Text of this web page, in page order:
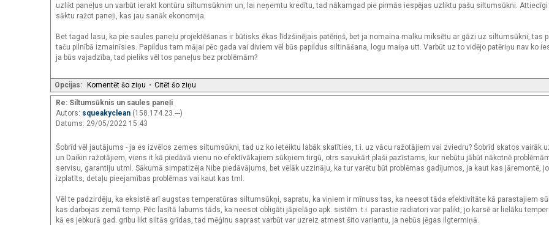
uzlikt paneļus un varbūt ierakt kontūru siltumsūknim un, lai neņemtu kredītu, tad nākamgad pie pirmās iespējas uzliktu pašu siltumsūkni. Attiecīgi
sāktu ražot paneļi, kas jau sanāk ekonomija.
Bet tagad lasu, ka pie saules paneļu projektēšanas ir būtisks ēkas līdzšinējais patēriņš, bet ja nomaina malku miksētu ar gāzi uz siltumsūkni, tas
taču pilnībā izmainīsies. Papildus tam mājai pēc gada vai diviem vēl būs papildus siltināšana, logu maiņa utt. Varbūt uz to vidējo patēriņu nav ko
ja būs vajadzība, tad pieliks vēl tos paneļus bez problēmām?
Opcijas: Komentēt šo ziņu • Citēt šo ziņu
Re: Siltumsūknis un saules paneļi
Autors: squeakyclean (158.174.23.---)
Datums: 29/05/2022 15:43
Šobrīd vēl jautājums - ja es izvēlos zemes siltumsūkni, tad uz ko ieteiktu labāk skatīties, t.i. uz vācu ražotājiem vai zviedru? Šobrīd skatos vairāk
un Daikin ražotājiem, viens it kā piedāvā vienu no efektīvākajiem sūkņiem tirgū, otrs savukārt plaši pazīstams, kur nebūtu jābūt nākotnē
servisu, garantiju utml. Sākumā simpatizēja Nibe piedāvājums, bet vēlāk uzzināju, ka tur varētu būt problēmas gadījumos, ja kaut kas jāremontē,
izplatīts, detaļu pieejamības problēmas vai kaut kas tml.
Vēl te padzirdēju, ka eksistē arī augstas temperatūras siltumsūkņi, sapratu, ka viņiem ir mīnuss tas, ka neesot tāda efektivitāte kā parastajiem
kas darbojas zemā temp. Pēc lasītā labums tāds, ka neesot obligāti jāpielāgo apk. sistēm. t.i. parastie radiatori var palikt, jo karsē ar lielāku
kā es jebkurā gad. gribu likt siltās grīdas, tad mēģinu saprast varbūt var uzreiz atmest šito variantu, ja nebūs jēgas ilgtermiņā.